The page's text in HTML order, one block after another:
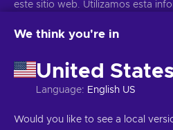
Puedes darte de baja en cualquier
Copyright © 2026 Eneba. Todos los
este sitio web. Utilizamos esta
personales también pueden
Al hacer clic en «Aceptar todo»,
que Eneba y sus socios utilicen
ajustar tu consentimiento
tus datos, consulta la Seguridad y
We think you're in
United
Language: English US
Would you like to see a local